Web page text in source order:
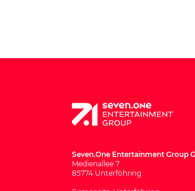
Seven.One Entertainment Group
Medienallee 7
85774 Unterföhring